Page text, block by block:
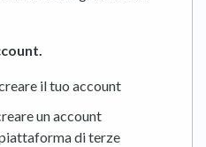
il tuo account
un account
di terze